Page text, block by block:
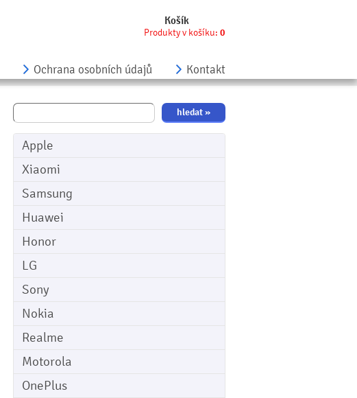
Košík
Produkty v košíku: 0
Ochrana osobních údajů Kontakt
Apple
Xiaomi
Samsung
Huawei
Honor
LG
Sony
Nokia
Realme
Motorola
OnePlus